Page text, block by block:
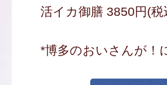
活イカ御膳 3850円(
*博多のおいさんが！